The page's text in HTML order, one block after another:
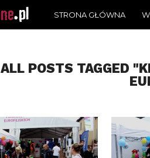
STRONA GŁÓWNA
ALL POSTS TAGGED